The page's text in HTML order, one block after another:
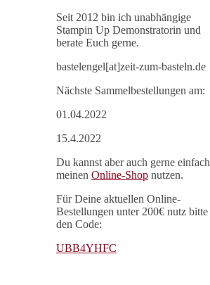
Seit 2012 bin ich unabhängige
Stampin Up Demonstratorin und
berate Euch gerne.
bastelengel[at]zeit-zum-basteln.de
Nächste Sammelbestellungen am:
01.04.2022
15.4.2022
Du kannst aber auch gerne einfach
meinen Online-Shop nutzen.
Für Deine aktuellen Online-
Bestellungen unter 200€ nutz bitte
den Code:
UBB4YHFC